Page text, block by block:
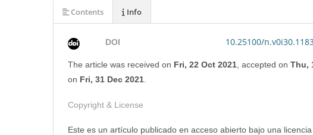
DOI 10.25100/
The article was received on Fri, 22 Oct 2021 accepted on Thu,
on Fri, 31 Dec 2021
Copyright & License
Este es un artículo publicado en acceso abierto bajo una
Contents Info